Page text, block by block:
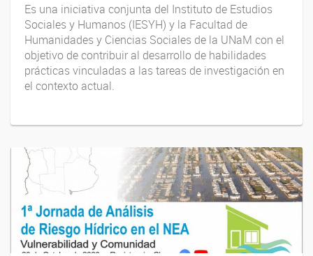
Es una iniciativa conjunta del Instituto de Estudios
Sociales y Humanos (IESYH) y la Facultad de
Humanidades y Ciencias Sociales de la UNaM con el
objetivo de contribuir al desarrollo de habilidades
prácticas vinculadas a las tareas de investigación en
el contexto actual.